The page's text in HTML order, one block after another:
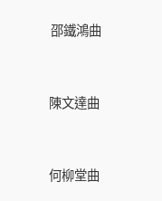
邵鐵鴻曲
陳文達曲
何柳堂曲